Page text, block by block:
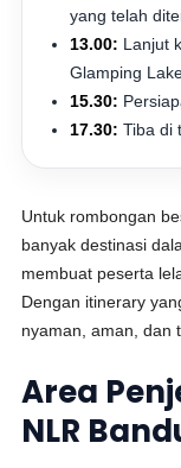
yang telah
13.00: Lanjut
Glamping
15.30:
17.30: Tiba di
Untuk rombongan
banyak destinasi
membuat peserta
Dengan itinerary
nyaman, aman, dan
Area
NLR